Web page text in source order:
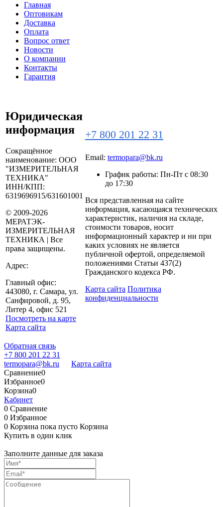
Главная
Оптовикам
Доставка
Оплата
Вопрос ответ
Новости
О компании
Контакты
Гарантия
Юридическая
информация
Сокращённое
наименование: ООО
"ИЗМЕРИТЕЛЬНАЯ
ТЕХНИКА"
ИНН/КПП:
6319696915/631601001
© 2009-2026
МЕРАТЭК-
ИЗМЕРИТЕЛЬНАЯ
ТЕХНИКА | Все
права защищены.
Адрес:
Главный офис:
443080, г. Самара, ул.
Санфировой, д. 95,
Литер 4, офис 521
Посмотреть на карте
Карта сайта
+7 800 201 22 31
Email: termopara@bk.ru
График работы: Пн-Пт с 08:30
до 17:30
Вся представленная на сайте
информация, касающаяся технических
характеристик, наличия на складе,
стоимости товаров, носит
информационный характер и ни при
каких условиях не является
публичной офертой, определяемой
положениями Статьи 437(2)
Гражданского кодекса РФ.
Карта сайта Политика
конфиденциальности
Обратная связь
+7 800 201 22 31
termopara@bk.ru
Карта сайта
Сравнение0
Избранное0
Корзина0
Кабинет
0 Сравнение
0 Избранное
0 Корзина пока пусто Корзина
Купить в один клик
Заполните данные для заказа